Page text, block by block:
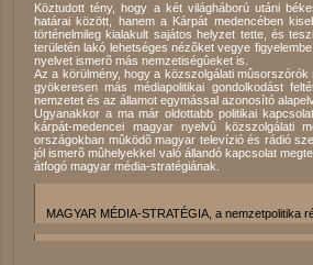
Köztudott tény, hogy a két világháború utáni
határai között, hanem a Kárpát medencében
történelmileg kialakult sajátos helyzet tette, és
területén lakó lehetséges nézõket vegye
nyelvet ismerõ más nemzetiségûeket is.
Az a körülmény, hogy a közszolgálati
gyökeresen más médiapolitikai gondolkodást
nemzetet és az államot egymással azonosító
Ugyanakkor a ma már oldottabb politikai
kárpát-medencei magyar nyelvû közszolgálati
országokban mûködõ magyar televízió és rádió
jól ismerõ mûhelyekkel való állandó kapcsolat
átfogó magyar média-stratégiának.
MAGYAR MÉDIA-STRATÉGIA, a nemzetpolitika